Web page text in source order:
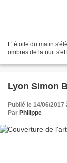
L' étoile du matin
ombres de la nuit
Lyon Simon
Publié le 14/06/2017
Par Philippe